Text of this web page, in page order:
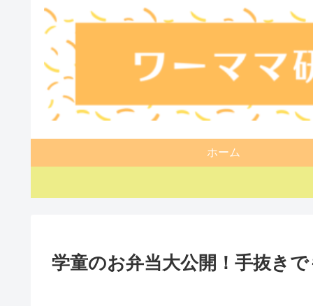
ホーム
学童のお弁当大公開！手抜き